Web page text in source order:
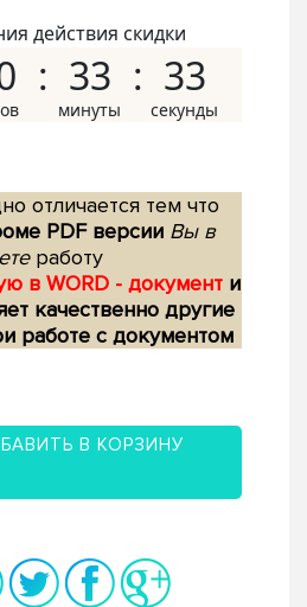
действия скидки
33 32
отличается тем что
PDF версии Вы в
работу
в WORD - документ и
качественно другие
работе с документом
В КОРЗИНУ